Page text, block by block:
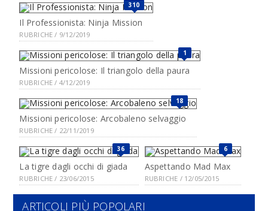
310
Il Professionista: Ninja Mission
RUBRICHE / 9/12/2019
1
Missioni pericolose: Il triangolo della paura
RUBRICHE / 4/12/2019
18
Missioni pericolose: Arcobaleno selvaggio
RUBRICHE / 22/11/2019
36
La tigre dagli occhi di giada
RUBRICHE / 23/06/2015
6
Aspettando Mad Max
RUBRICHE / 12/05/2015
ARTICOLI PIÙ POPOLARI